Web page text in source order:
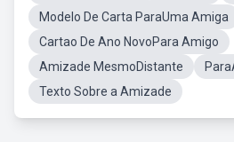
Modelo De Carta ParaUma Amiga
Cartao De Ano NovoPara Amigo
Amizade MesmoDistante
Texto Sobre a Amizade